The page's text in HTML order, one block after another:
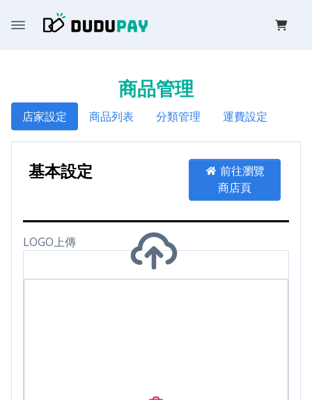
商品管理
店家設定 商品列表 分類管理 運費設定
基本設定
前往瀏覽
商店頁
LOGO上傳